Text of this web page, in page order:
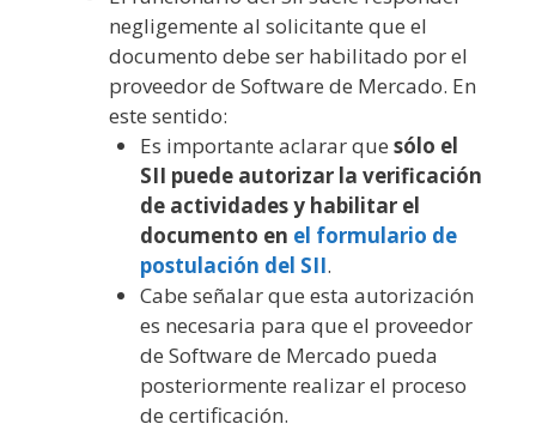
negligemente al solicitante que el
documento debe ser habilitado por el
proveedor de Software de Mercado. En
este sentido:
Es importante aclarar que sólo el
SII puede autorizar la verificación
de actividades y habilitar el
documento en el formulario de
postulación del SII.
Cabe señalar que esta autorización
es necesaria para que el proveedor
de Software de Mercado pueda
posteriormente realizar el proceso
de certificación.